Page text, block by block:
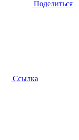
Поделиться
Ссылка